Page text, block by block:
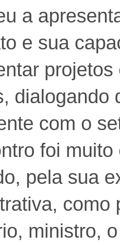
a
e sua
dialogando
com o
foi
pela sua
como
ministro,